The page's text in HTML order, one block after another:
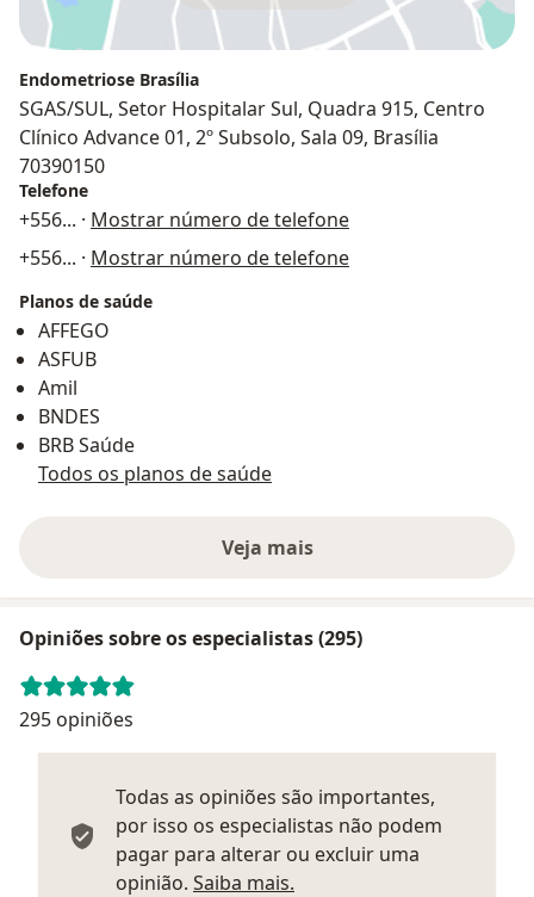
Endometriose Brasília
SGAS/SUL, Setor Hospitalar Sul, Quadra 915, Centro
Clínico Advance 01, 2º Subsolo, Sala 09, Brasília
70390150
Telefone
+556... · Mostrar número de telefone
+556... · Mostrar número de telefone
Planos de saúde
AFFEGO
ASFUB
Amil
BNDES
BRB Saúde
Todos os planos de saúde
Veja mais
Opiniões sobre os especialistas (295)
295 opiniões
Todas as opiniões são importantes,
por isso os especialistas não podem
pagar para alterar ou excluir uma
opinião. Saiba mais.